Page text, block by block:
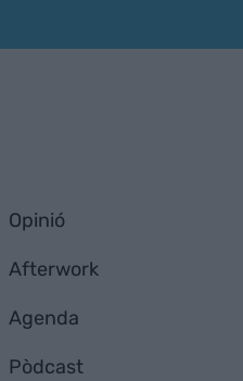
Opinió
Afterwork
Agenda
Pòdcast